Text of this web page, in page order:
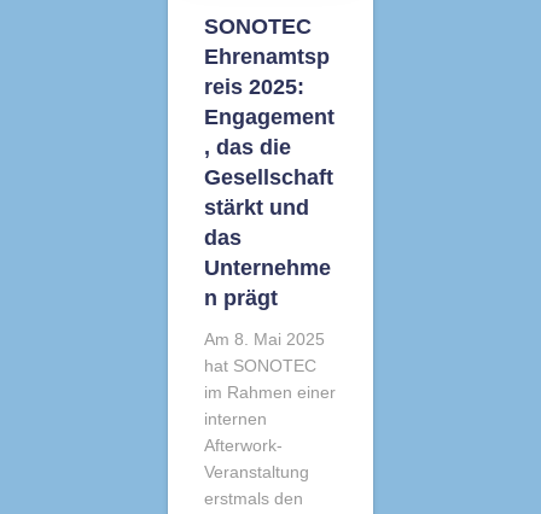
SONOTEC
Ehrenamtsp
reis 2025:
Engagement
, das die
Gesellschaft
stärkt und
das
Unternehme
n prägt
Am 8. Mai 2025
hat SONOTEC
im Rahmen einer
internen
Afterwork-
Veranstaltung
erstmals den